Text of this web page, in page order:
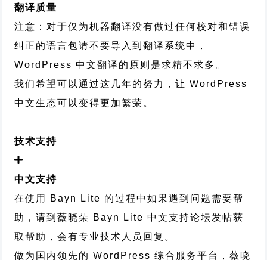
翻译质量
注意：对于仅为机器翻译没有做过任何校对和错误
纠正的语言包请不要导入到翻译系统中，
WordPress 中文翻译的原则 是求精不求多。
我们希望可以通过这几年的努力，让 WordPress
中文生态可以变得更加繁荣。
技术支持
中文支持
在使用 Bayn Lite 的过程中如果遇到问题需要帮
助，请到薇晓朵 Bayn Lite 中文支持论坛发帖获
取帮助，会有专业技术人员回复。
做为国内领先的 WordPress 综合服务平台，薇晓